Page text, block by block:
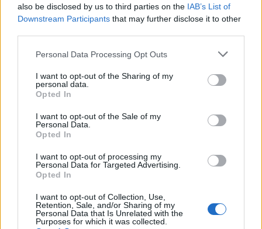
also be disclosed by us to third parties on the IAB’s List of
Downstream Participants that may further disclose it to other
Personal Data Processing Opt Outs
I want to opt-out of the Sharing of my
personal data.
Opted In
I want to opt-out of the Sale of my
Personal Data.
Opted In
I want to opt-out of processing my
Personal Data for Targeted Advertising.
Opted In
I want to opt-out of Collection, Use,
Retention, Sale, and/or Sharing of my
Personal Data that Is Unrelated with the
Purposes for which it was collected.
ΠΑΡΑΠΟΛΙΤΙΚΑ 14.07.2022 20:45
ΚΕΛΛΥ Μ. ΚΟΝΤΟΓΕΩΡΓΗ
Εγγραφή στο newsletter
Αποδέχομαι τους
και την πολιτική απορρήτου
X